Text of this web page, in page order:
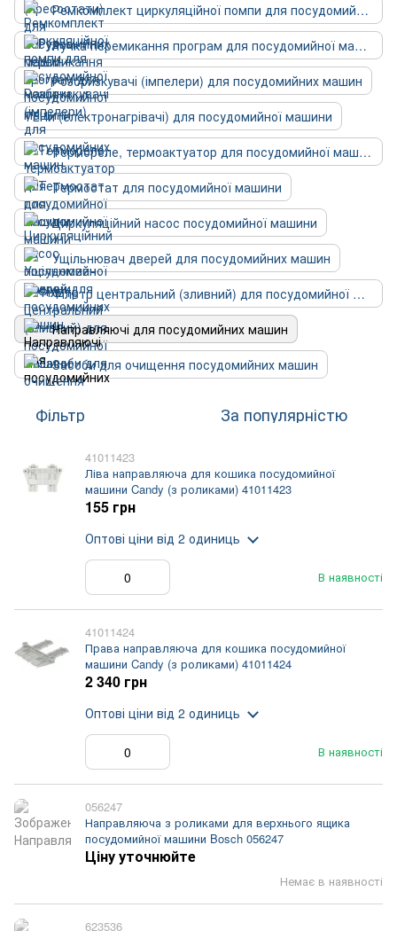
Ремкомплект циркуляційної помпи для посудомийної машини
Ручка перемикання програм для посудомийної машини
Розбризкувачі (імпелери) для посудомийних машин
ТЕНи (електронагрівачі) для посудомийної машини
Термореле, термоактуатор для посудомийної машини
Термостат для посудомийної машини
Циркуляційний насос посудомийної машини
Ущільнювач дверей для посудомийних машин
Фільтр центральний (зливний) для посудомийної машини
Направляючі для посудомийних машин
Засоби для очищення посудомийних машин
Фільтр За популярністю
41011423
Ліва направляюча для кошика посудомийної
машини Candy (з роликами) 41011423
В наявності
155 грн
Оптові ціни від 2 одиниць
41011424
Права направляюча для кошика посудомийної
машини Candy (з роликами) 41011424
В наявності
2 340 грн
Оптові ціни від 2 одиниць
056247
Направляюча з роликами для верхнього ящика
посудомийної машини Bosch 056247
Немає в наявності
Ціну уточнюйте
623536